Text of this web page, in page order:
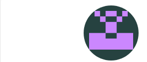
وزیر ارتباطات: توسعه دولت
الکترونیک از مهمترین ماموریت